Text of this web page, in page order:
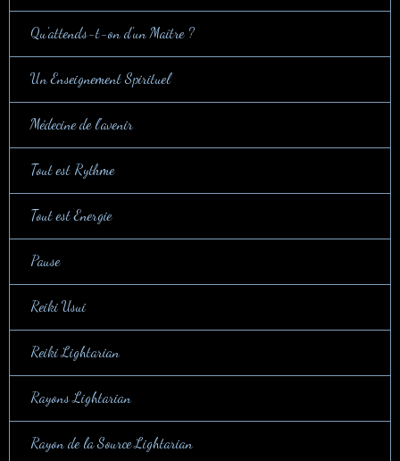
Qu'attends-t-on d'un Maître ?
Un Enseignement Spirituel
Médecine de l'avenir
Tout est Rythme
Tout est Energie
Pause
Reiki Usui
Reiki Lightarian
Rayons Lightarian
Rayon de la Source Lightarian